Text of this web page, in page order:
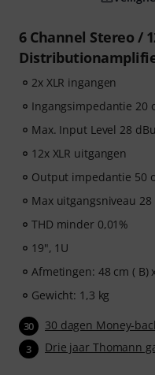
6 Channel Stereo /
2x XLR ingangen
Ingangsimpedantie 20
Max. Input Level 28 dBu
12x XLR uitgangen
Output impedantie 50
Max uitgangsniveau 28
THD minder 0,01%
19", 1U
Afmetingen: 48 cm ( B)
Gewicht: 1,3 kg
30 30 dagen Money-
3 Drie jaar Thomann